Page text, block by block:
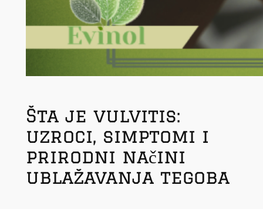
Šta je vulvitis:
uzroci, simptomi i
prirodni načini
ublažavanja tegoba